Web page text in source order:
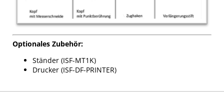
Optionales Zubehör:
Ständer (ISF-MT1K)
Drucker (ISF-DF-PRINTER)